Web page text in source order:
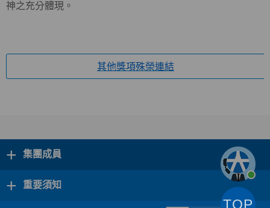
神之充分體現。
其他獎項殊榮連結
+ 集團成員
+ 重要須知
TOP